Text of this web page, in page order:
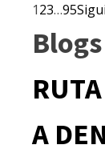
123…95
Blogs
A